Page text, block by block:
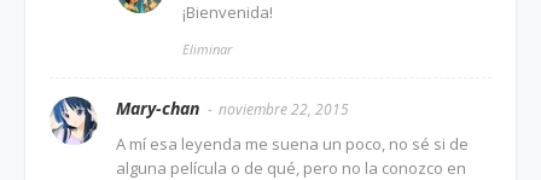
¡Bienvenida!
Eliminar
Mary-chan noviembre 22, 2015
A mí esa leyenda me suena un poco, no sé si de
alguna película o de qué, pero no la conozco en